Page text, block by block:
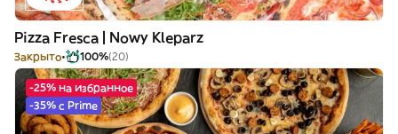
Pizza Fresca | Nowy Kleparz
Закрыто 100%(20)
-25% на избранное
-35% с Prime